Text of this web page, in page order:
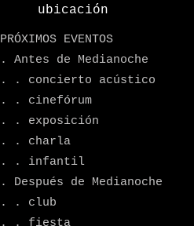
ubicación
PRÓXIMOS EVENTOS
. Antes de Medianoche
. . concierto acústico
. . cinefórum
. . exposición
. . charla
. . infantil
. Después de Medianoche
. . club
. . fiesta